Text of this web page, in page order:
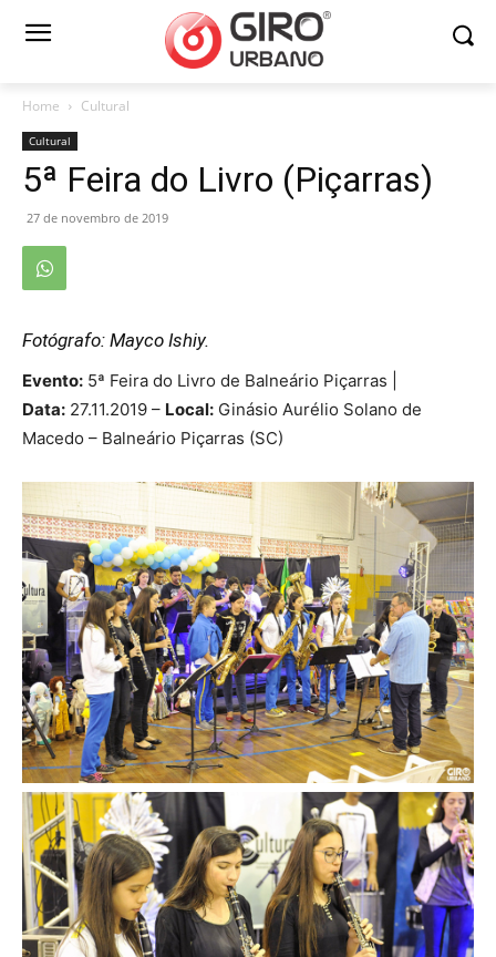
Home Cultural
Cultural
5ª Feira do Livro (Piçarras)
27 de novembro de 2019
Fotógrafo: Mayco Ishiy.
Evento: 5ª Feira do Livro de Balneário Piçarras |
Data: 27.11.2019 – Local: Ginásio Aurélio Solano de
Macedo – Balneário Piçarras (SC)